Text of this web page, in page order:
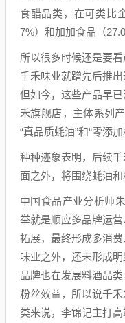
食醋品类，在可类比
7%）和加加食品（
所以很多时候还是要
千禾味业就蹭先后推出
但如今，这些产品早
禾旗舰店，主体系列
“真品质蚝油”和“零添加
种种迹象表明，后续
面之外，将围绕蚝油和
中国食品产业分析师
举就是顺应多品牌运
拓展，最终形成多消
味业之外，还未形成
品牌也在发展料酒品
粉丝效益，所以说千
类来说，李锦记主打